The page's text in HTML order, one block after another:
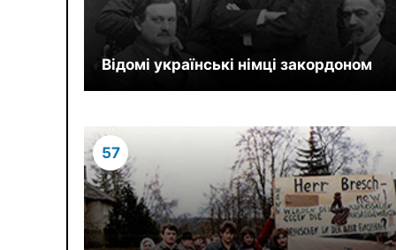
Відомі українські німці закордоном
57